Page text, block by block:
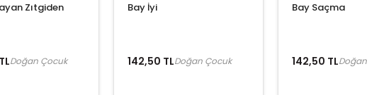
Zıtgiden
Doğan Çocuk
Bay İyi
142,50 TLDoğan Çocuk
Bay Saçma
142,50 TL